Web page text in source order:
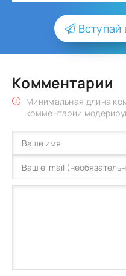
Вступай
Комментарии
Минимальная длина
комментарии